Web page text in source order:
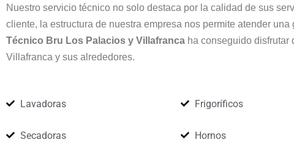
Nuestro servicio técnico no solo destaca por la calidad de sus
cliente, la estructura de nuestra empresa nos permite atender
Técnico Bru Los Palacios y Villafranca ha conseguido
Villafranca y sus alrededores.
Lavadoras
Secadoras
Frigoríficos
Hornos